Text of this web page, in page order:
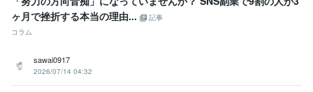
ヶ月で挫折する本当の理由...
記事
コラム
sawai0917
2026/07/14 04:32